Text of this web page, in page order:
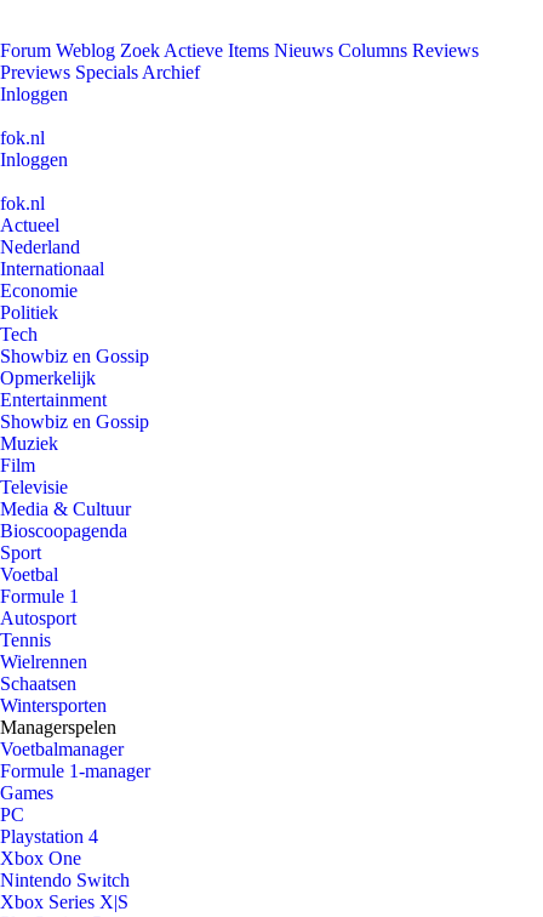
Forum Weblog Zoek Actieve Items Nieuws Columns Reviews
Previews Specials Archief
Inloggen
fok.nl
Inloggen
fok.nl
Actueel
Nederland
Internationaal
Economie
Politiek
Tech
Showbiz en Gossip
Opmerkelijk
Entertainment
Showbiz en Gossip
Muziek
Film
Televisie
Media & Cultuur
Bioscoopagenda
Sport
Voetbal
Formule 1
Autosport
Tennis
Wielrennen
Schaatsen
Wintersporten
Managerspelen
Voetbalmanager
Formule 1-manager
Games
PC
Playstation 4
Xbox One
Nintendo Switch
Xbox Series X|S